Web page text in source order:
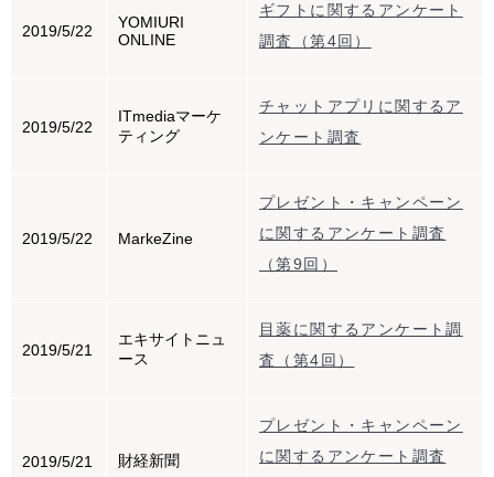
2019/5/22
YOMIURI
ONLINE
ギフトに関するアンケート
調査（第4回）
2019/5/22
ITmediaマーケ
ティング
チャットアプリに関するア
ンケート調査
2019/5/22 MarkeZine
プレゼント・キャンペーン
に関するアンケート調査
（第9回）
2019/5/21
エキサイトニュ
ース
目薬に関するアンケート調
査（第4回）
2019/5/21 財経新聞
プレゼント・キャンペーン
に関するアンケート調査